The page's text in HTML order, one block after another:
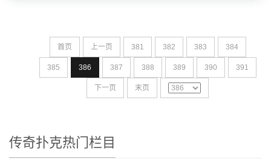
首页 上一页 381 382 383 384
385 386 387 388 389 390 391
下一页 末页
传奇扑克热门栏目